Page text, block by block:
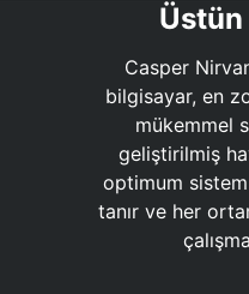
Casper
bilgisayar, en
mükemmel
geliştirilmiş
optimum
tanır ve her